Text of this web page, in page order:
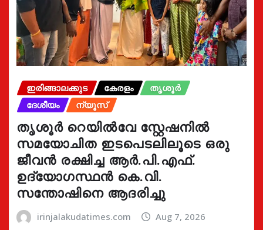
ഇരിങ്ങാലക്കുട കേരളം
തൃശൂർ
ദേശീയം
ന്യൂസ്
തൃശൂർ റെയിൽവേ സ്റ്റേഷനിൽ
സമയോചിത ഇടപെടലിലൂടെ ഒരു
ജീവൻ രക്ഷിച്ച ആർ.പി.എഫ്.
ഉദ്യോഗസ്ഥൻ കെ.വി.
സന്തോഷിനെ ആദരിച്ചു
irinjalakudatimes.com Aug 7, 2026